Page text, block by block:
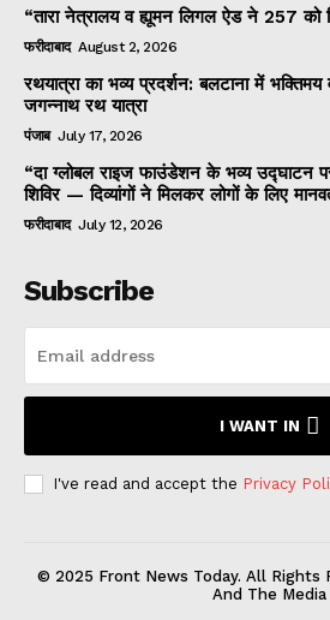
“तारा नेत्रालय व ह्यूमन लिगल ऐड ने 257 को
फरीदाबाद August 2, 2026
रथयात्रा का भव्य प्रदर्शन: बलटाना में भक्तिमय
जगन्नाथ रथ यात्रा
पंजाब July 17, 2026
“दा ग्लोबल राइज फाउंडेशन के भव्य उद्घाटन
शिविर — दिव्यांगों ने मिलकर लोगों के लिए
फरीदाबाद July 12, 2026
Subscribe
I WANT IN
I've read and accept the Privacy
© 2025 Front News Today. All Rights
And The Media